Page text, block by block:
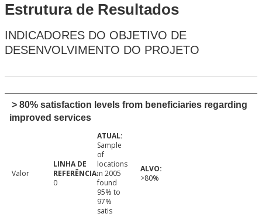
Estrutura de Resultados
INDICADORES DO OBJETIVO DE
DESENVOLVIMENTO DO PROJETO
> 80% satisfaction levels from beneficiaries regarding
improved services
Valor
0
Sample
of
locations
in 2005
found
95% to
97%
satis
>80%